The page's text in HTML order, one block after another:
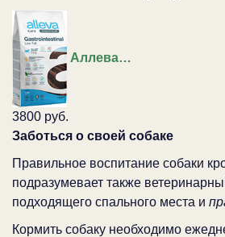
Аллева…
3800 руб.
Заботься о своей собаке
Правильное воспитание собаки
подразумевает также
подходящего спального места и
Кормить собаку необходимо